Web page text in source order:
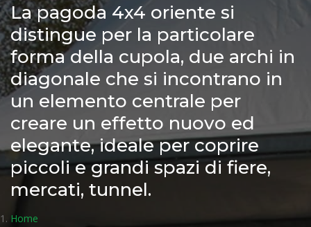
La pagoda 4x4 oriente si
distingue per la particolare
forma della cupola, due archi in
diagonale che si incontrano in
un elemento centrale per
creare un effetto nuovo ed
elegante, ideale per coprire
piccoli e grandi spazi di fiere,
mercati, tunnel.
Home